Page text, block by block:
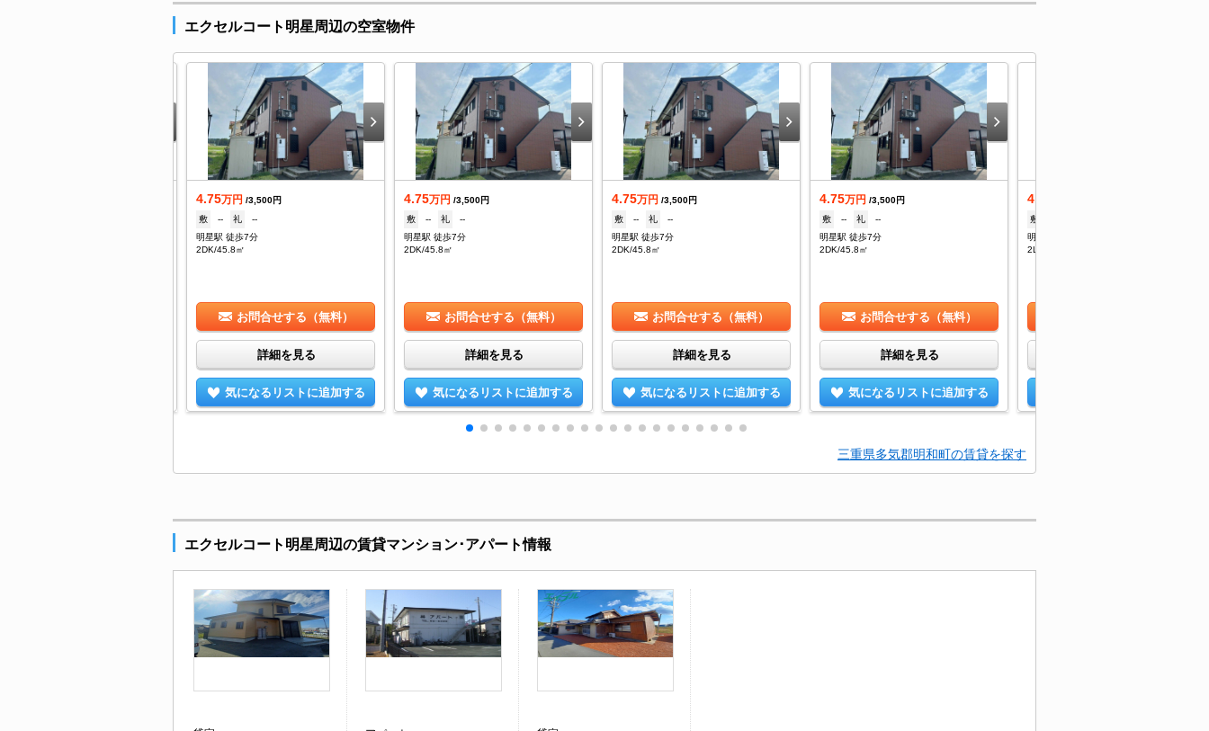
エクセルコート明星周辺の空室物件
4.75万円 /3,500円
敷
-- 礼
--
明星駅 徒歩7分
2DK/45.8㎡
お問合せする（無料）
詳細を見る
気になるリストに追加する
4.75万円 /3,500円
敷
-- 礼
--
明星駅 徒歩7分
2DK/45.8㎡
お問合せする（無料）
詳細を見る
気になるリストに追加する
4.75万円 /3,500円
敷
-- 礼
--
明星駅 徒歩7分
2DK/45.8㎡
お問合せする（無料）
詳細を見る
気になるリストに追加する
4.75万円 /3,500円
敷
-- 礼
--
明星駅 徒歩7分
2DK/45.8㎡
お問合せする（無料）
詳細を見る
気になるリストに追加する
4.5
敷
明星駅 徒歩5分
2LDK/49.5㎡
三重県多気郡明和町の賃貸を探す
エクセルコート明星周辺の賃貸マンション･アパート情報